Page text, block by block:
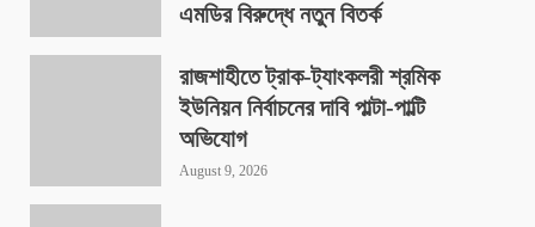
এমডির বিরুদ্ধে নতুন বিতর্ক
রাজশাহীতে ট্রাক-ট্যাংকলরী শ্রমিক
ইউনিয়ন নির্বাচনের দাবি পাল্টা-পাল্টি
অভিযোগ
August 9, 2026